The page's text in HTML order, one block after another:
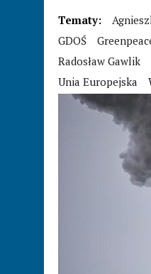
Tematy:
GDOŚ
Radosław Gawlik
Unia Europejska